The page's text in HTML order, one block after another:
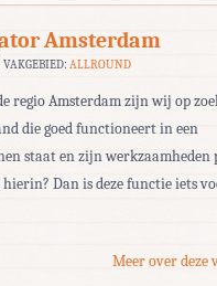
Amsterdam
VAKGEBIED:ALLROUND
regio Amsterdam zijn wij op
die goed functioneert in een
staat en zijn werkzaamheden
Dan is deze functie iets
Meer over deze